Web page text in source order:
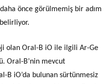
önce görülmemiş bir adım
olan Oral-B iO ile ilgili Ar-Ge
Oral-B’nin mevcut
B iO’da bulunan sürtünmesiz